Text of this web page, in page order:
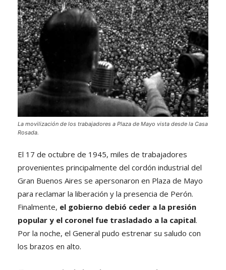
La movilización de los trabajadores a Plaza de Mayo vista desde la Casa
Rosada.
El 17 de octubre de 1945, miles de trabajadores
provenientes principalmente del cordón industrial del
Gran Buenos Aires se apersonaron en Plaza de Mayo
para reclamar la liberación y la presencia de Perón.
Finalmente, el gobierno debió ceder a la presión
popular y el coronel fue trasladado a la capital.
Por la noche, el General pudo estrenar su saludo con
los brazos en alto.